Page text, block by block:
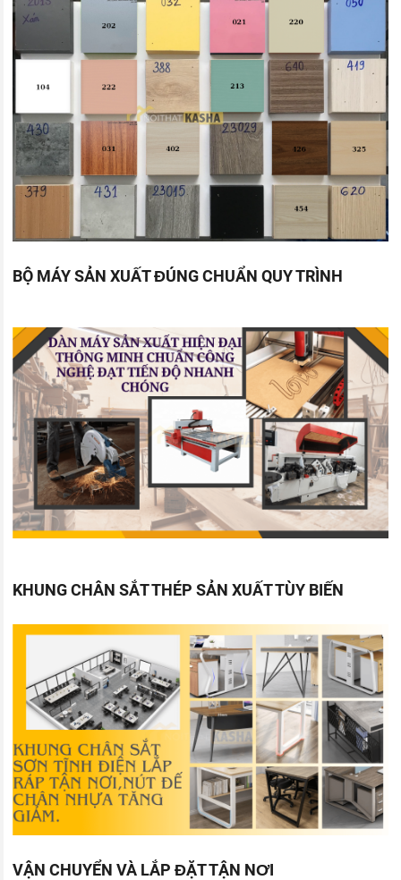
BỘ MÁY SẢN XUẤT ĐÚNG CHUẨN QUY TRÌNH
KHUNG CHÂN SẮT THÉP SẢN XUẤT TÙY BIẾN
VẬN CHUYỂN VÀ LẮP ĐẶT TẬN NƠI